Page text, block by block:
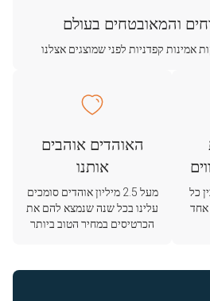
והמאובטחים בעולם
אמינות קפדניות לפני שמוצגים אצלנו
כל
אחד
האוהדים אוהבים
אותנו
מעל 2.5 מיליון אוהדים סומכים
עלינו בכל שנה שנמצא להם את
הכרטיסים במחיר הטוב ביותר